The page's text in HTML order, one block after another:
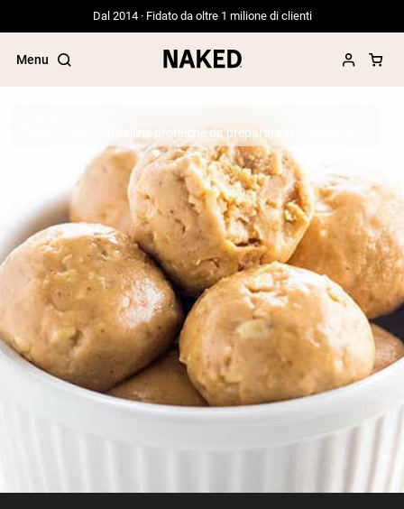
Dal 2014 · Fidato da oltre 1 milione di clienti
Menu
Termini di ricerca popolari
”Protein Powder“
”Overnight Oats“
”Vegan protein“
”Collagen“
”Micellar Casein“
PROTEIN POWDERSBest Seller
Proteina di piselli
Proteine del Siero di Latte da
Allevamento al Pascolo
Peptidi di collagene
Whey al cioccolato da latte di mucche
Shop All Protein Powders